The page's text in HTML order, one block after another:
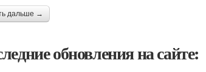
дальше →
обновления на сайте: